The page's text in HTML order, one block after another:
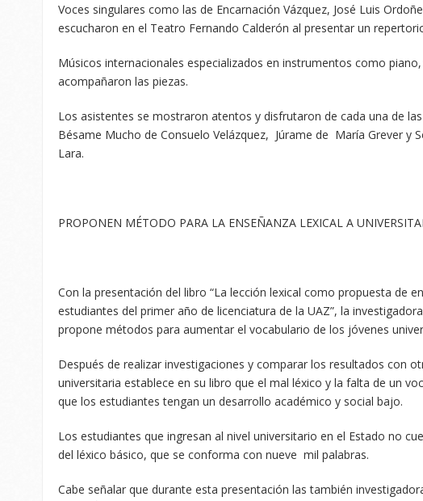
Voces singulares como las de Encarnación Vázquez, José Luis
escucharon en el Teatro Fernando Calderón al presentar un
Músicos internacionales especializados en instrumentos como
acompañaron las piezas.
Los asistentes se mostraron atentos y disfrutaron de cada una de
Bésame Mucho de Consuelo Velázquez, Júrame de María Grever y
Lara.
PROPONEN MÉTODO PARA LA ENSEÑANZA LEXICAL A
Con la presentación del libro “La lección lexical como propuesta de
estudiantes del primer año de licenciatura de la UAZ”, la
propone métodos para aumentar el vocabulario de los jóvenes
Después de realizar investigaciones y comparar los resultados con
universitaria establece en su libro que el mal léxico y la falta de un
que los estudiantes tengan un desarrollo académico y social bajo.
Los estudiantes que ingresan al nivel universitario en el Estado no
del léxico básico, que se conforma con nueve mil palabras.
Cabe señalar que durante esta presentación las también